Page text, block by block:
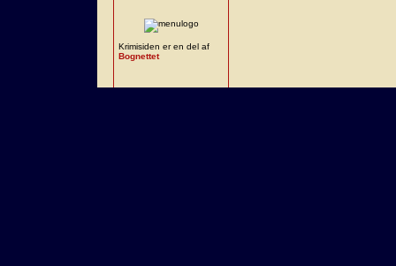
Krimisiden er en del af
Bognettet